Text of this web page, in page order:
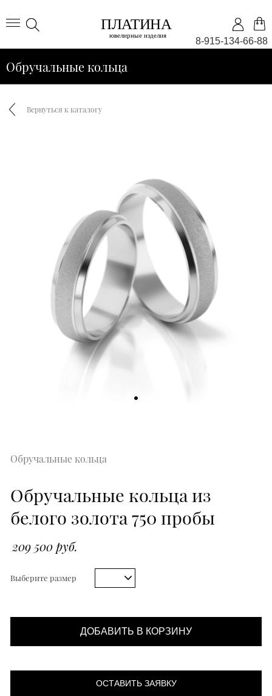
8-915-134-66-88
Обручальные кольца
Вернуться к каталогу
Обручальные кольца
Обручальные кольца из
белого золота 750 пробы
209 500 руб.
Выберите размер
ДОБАВИТЬ В КОРЗИНУ
ОСТАВИТЬ ЗАЯВКУ